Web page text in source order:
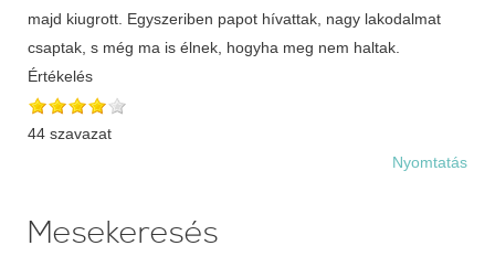
majd kiugrott. Egyszeriben papot hívattak, nagy lakodalmat
csaptak, s még ma is élnek, hogyha meg nem haltak.
Értékelés
44 szavazat
Nyomtatás
Mesekeresés